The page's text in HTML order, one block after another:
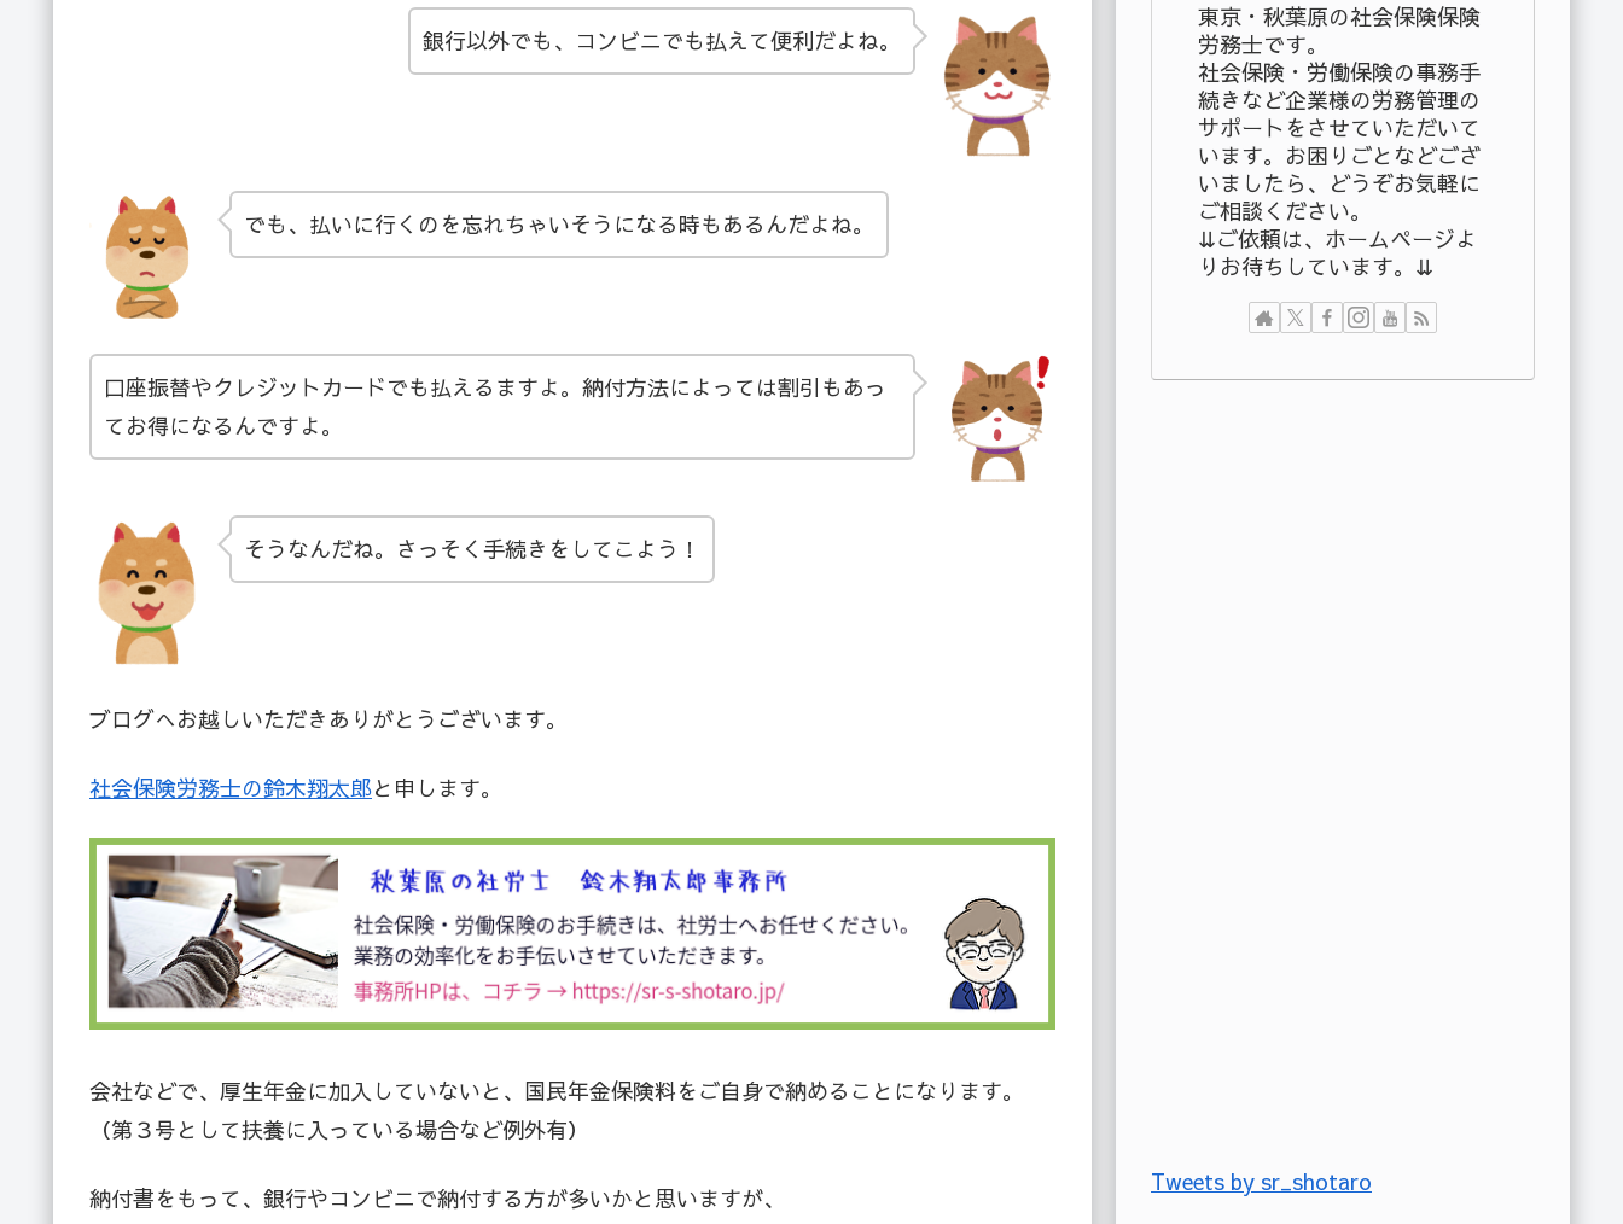
銀行以外でも、コンビニでも払えて便利だよね。
でも、払いに行くのを忘れちゃいそうになる時もあるんだよね。
口座振替やクレジットカードでも払えるますよ。納付方法によっては割引もあっ
てお得になるんですよ。
そうなんだね。さっそく手続きをしてこよう！
ブログへお越しいただきありがとうございます。
社会保険労務士の鈴木翔太郎と申します。
会社などで、厚生年金に加入していないと、国民年金保険料をご自身で納めることになります。
（第３号として扶養に入っている場合など例外有）
納付書をもって、銀行やコンビニで納付する方が多いかと思いますが、
東京・秋葉原の社会保険保険
労務士です。
社会保険・労働保険の事務手
続きなど企業様の労務管理の
サポートをさせていただいて
います。お困りごとなどござ
いましたら、どうぞお気軽に
ご相談ください。
⇊ご依頼は、ホームページよ
りお待ちしています。⇊
Tweets by sr_shotaro